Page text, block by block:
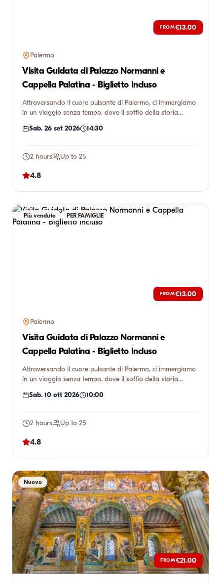
FROM€13.00
Palermo
Visita Guidata di Palazzo Normanni e
Cappella Palatina - Biglietto Incluso
Attraversando il cuore pulsante di Palermo, ci immergiamo
in un viaggio senza tempo, dove il soffio della storia
Sab. 26 set 2026 14:30
2 hours Up to 25
4.8
Più venduto PER FAMIGLIE
FROM€13.00
Palermo
Visita Guidata di Palazzo Normanni e
Cappella Palatina - Biglietto Incluso
Attraversando il cuore pulsante di Palermo, ci immergiamo
in un viaggio senza tempo, dove il soffio della storia
Sab. 10 ott 2026 10:00
2 hours Up to 25
4.8
Nuovo
FROM€21.00